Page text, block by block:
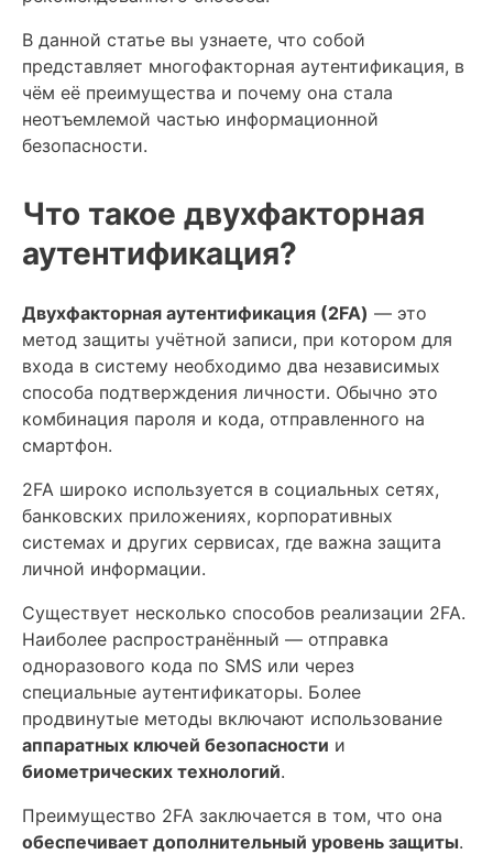
В данной статье вы узнаете, что собой
представляет многофакторная аутентификация, в
чём её преимущества и почему она стала
неотъемлемой частью информационной
безопасности.
Что такое двухфакторная
аутентификация?
Двухфакторная аутентификация (2FA) — это
метод защиты учётной записи, при котором для
входа в систему необходимо два независимых
способа подтверждения личности. Обычно это
комбинация пароля и кода, отправленного на
смартфон.
2FA широко используется в социальных сетях,
банковских приложениях, корпоративных
системах и других сервисах, где важна защита
личной информации.
Существует несколько способов реализации 2FA.
Наиболее распространённый — отправка
одноразового кода по SMS или через
специальные аутентификаторы. Более
продвинутые методы включают использование
аппаратных ключей безопасности и
биометрических технологий.
Преимущество 2FA заключается в том, что она
обеспечивает дополнительный уровень защиты.